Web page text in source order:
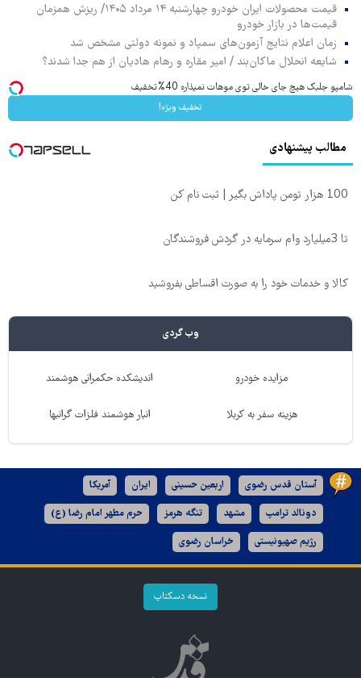
قیمت محصولات ایران خودرو چهارشنبه ۱۴ مرداد ۱۴۰۵/ ریزش همزمان
قیمت‌ها در بازار خودرو
زمان اعلام نتایج آزمون‌های سمپاد و نمونه دولتی مشخص شد
شایعه انحلال ماکان‌بند / امیر مقاره و رهام هادیان از هم جدا شدند؟
شامپو جلبک هیچ جای خالی توی موهات نمیذاره 40%تخفیف
تخفیف ویژه!
مطالب پیشنهادی
100 هزار تومن پاداش بگیر | ثبت نام کن
تا 3میلیارد وام سرمایه در گردش فروشندگان
کالا و خدمات خود را به صورت اقساطی بفروشید
وب گردی
مزایده خودرو اندیشکده حکمرانی هوشمند
هزینه سفر به کربلا انبار هوشمند فلزات گرانبها
آستان قدس رضوی اربعین حسینی ایران آمریکا
دونالد ترامپ مشهد تنگه هرمز حرم مطهر امام رضا (ع)
رژیم صهیونیستی خراسان رضوی
نسخه دسکتاپ